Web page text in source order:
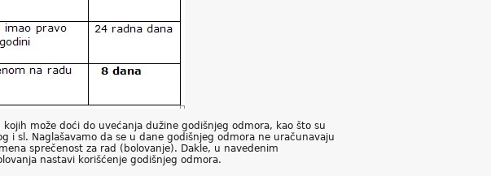
može doći do uvećanja dužine godišnjeg odmora, kao što su
sl. Naglašavamo da se u dane godišnjeg odmora ne uračunavaju
sprečenost za rad (bolovanje). Dakle, u navedenim
nastavi korišćenje godišnjeg odmora.